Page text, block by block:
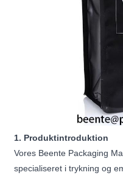
1. Produktintroduktion
Vores Beente Packaging
specialiseret i trykning og